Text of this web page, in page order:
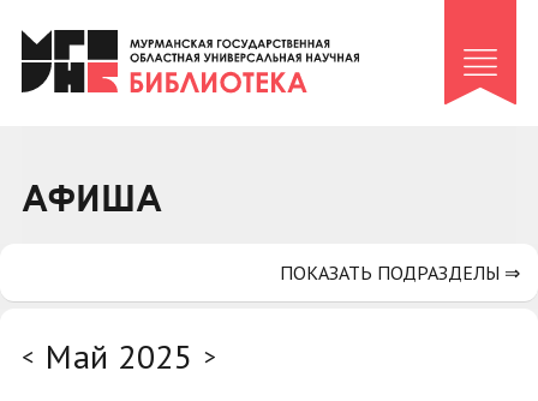
Клуб «Гиря и сельдерей»
Клуб «Семейный архив»
Коллегам
АФИША
< Май 2025 >
ПОКАЗАТЬ ПОДРАЗДЕЛЫ ⇒